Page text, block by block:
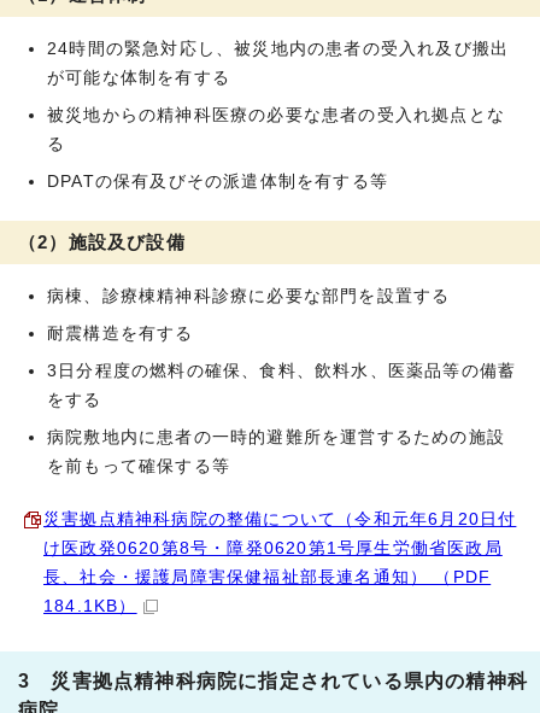
24時間の緊急対応し、被災地内の患者の受入れ及び搬出
が可能な体制を有する
被災地からの精神科医療の必要な患者の受入れ拠点とな
る
DPATの保有及びその派遣体制を有する等
（2）施設及び設備
病棟、診療棟精神科診療に必要な部門を設置する
耐震構造を有する
3日分程度の燃料の確保、食料、飲料水、医薬品等の備蓄
をする
病院敷地内に患者の一時的避難所を運営するための施設
を前もって確保する等
災害拠点精神科病院の整備について（令和元年6月20日付
け医政発0620第8号・障発0620第1号厚生労働省医政局
長、社会・援護局障害保健福祉部長連名通知） （PDF
184.1KB）
3 災害拠点精神科病院に指定されている県内の精神科